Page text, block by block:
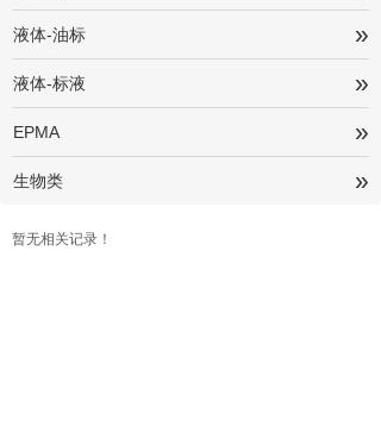
液体-油标 »
液体-标液 »
EPMA »
生物类 »
暂无相关记录！